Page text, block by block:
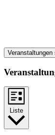
Veranstaltungen
Liste